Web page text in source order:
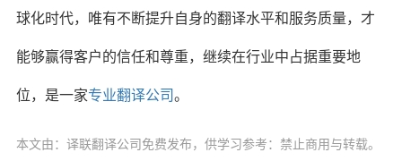
球化时代，唯有不断提升自身的翻译水平和服务质量，才
能够赢得客户的信任和尊重，继续在行业中占据重要地
位，是一家专业翻译公司。
本文由：译联翻译公司免费发布，供学习参考：禁止商用与转载。